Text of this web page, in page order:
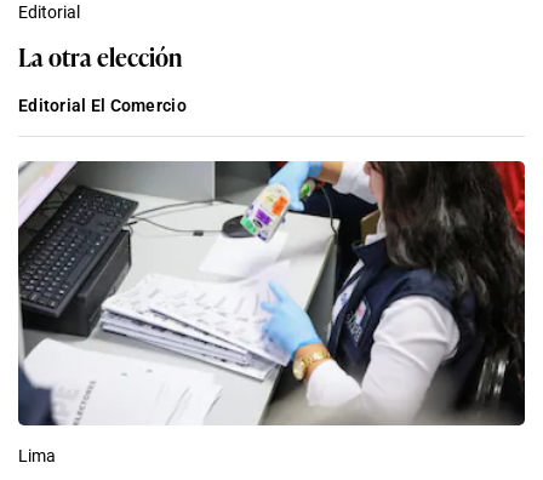
Editorial
La otra elección
Editorial El Comercio
Lima